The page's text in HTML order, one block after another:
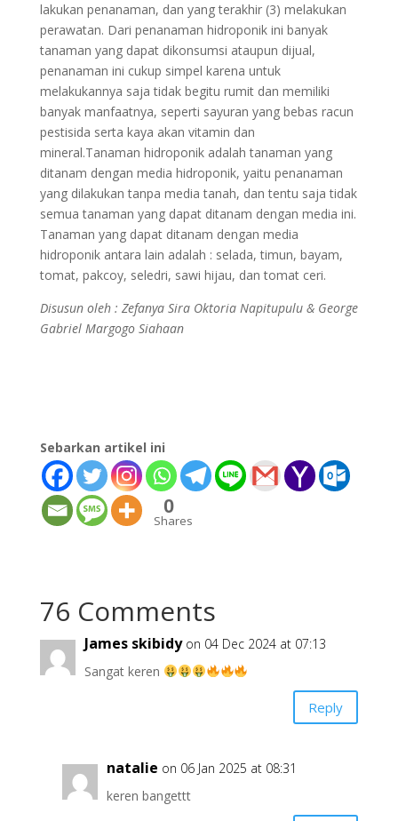
lakukan penanaman, dan yang terakhir (3) melakukan
perawatan. Dari penanaman hidroponik ini banyak
tanaman yang dapat dikonsumsi ataupun dijual,
penanaman ini cukup simpel karena untuk
melakukannya saja tidak begitu rumit dan memiliki
banyak manfaatnya, seperti sayuran yang bebas racun
pestisida serta kaya akan vitamin dan
mineral.Tanaman hidroponik adalah tanaman yang
ditanam dengan media hidroponik, yaitu penanaman
yang dilakukan tanpa media tanah, dan tentu saja tidak
semua tanaman yang dapat ditanam dengan media ini.
Tanaman yang dapat ditanam dengan media
hidroponik antara lain adalah : selada, timun, bayam,
tomat, pakcoy, seledri, sawi hijau, dan tomat ceri.
Disusun oleh : Zefanya Sira Oktoria Napitupulu & George
Gabriel Margogo Siahaan
Sebarkan artikel ini
0
Shares
76 Comments
James skibidy on 04 Dec 2024 at 07:13
Sangat keren
Reply
natalie on 06 Jan 2025 at 08:31
keren bangettt